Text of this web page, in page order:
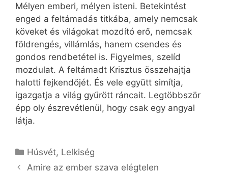
Mélyen emberi, mélyen isteni. Betekintést
enged a feltámadás titkába, amely nemcsak
köveket és világokat mozdító erő, nemcsak
földrengés, villámlás, hanem csendes és
gondos rendbetétel is. Figyelmes, szelíd
mozdulat. A feltámadt Krisztus összehajtja
halotti fejkendőjét. És vele együtt simítja,
igazgatja a világ gyűrött ráncait. Legtöbbször
épp oly észrevétlenül, hogy csak egy angyal
látja.
Kategória
Húsvét, Lelkiség
Amire az ember szava elégtelen